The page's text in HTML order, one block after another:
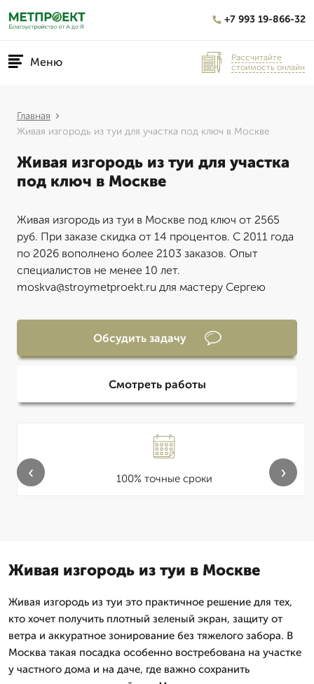
+7 993 19-866-32
Меню
Рассчитайте
стоимость онлайн
Главная
Живая изгородь из туи для участка под ключ в Москве
Живая изгородь из туи для участка
под ключ в Москве
Живая изгородь из туи в Москве под ключ от 2565
руб. При заказе скидка от 14 процентов. С 2011 года
по 2026 вополнено более 2103 заказов. Опыт
специалистов не менее 10 лет.
moskva@stroymetproekt.ru для мастеру Сергею
Обсудить задачу
Смотреть работы
100% точные сроки
‹ ›
Живая изгородь из туи в Москве
Живая изгородь из туи это практичное решение для тех,
кто хочет получить плотный зеленый экран, защиту от
ветра и аккуратное зонирование без тяжелого забора. В
Москва такая посадка особенно востребована на участке
у частного дома и на даче, где важно сохранить